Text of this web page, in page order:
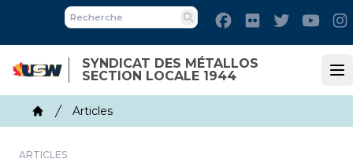
main
content
SYNDICAT DES MÉTALLOS
SECTION LOCALE 1944
Recherche
Facebook
Flickr Twitter
Breadcrumb
Home
Articles
ARTICLES